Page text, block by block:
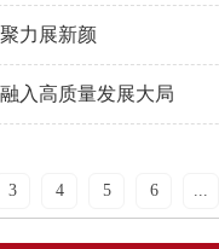
力展新颜
入高质量发展大局
3 4 5 6 ...